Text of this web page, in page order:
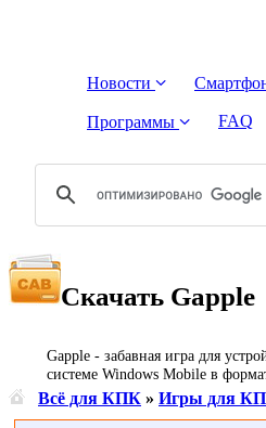
Новости
Программы FAQ
Скачать Gapple
Gapple - забавная игра для
системе Windows Mobile в
Всё для КПК » Игры для